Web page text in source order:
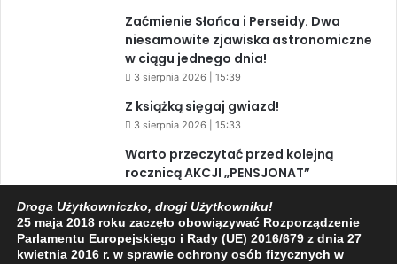
Zaćmienie Słońca i Perseidy. Dwa
niesamowite zjawiska astronomiczne
w ciągu jednego dnia!
3 sierpnia 2026 | 15:39
Z książką sięgaj gwiazd!
3 sierpnia 2026 | 15:33
Warto przeczytać przed kolejną
rocznicą AKCJI „PENSJONAT”
XIV Jasielski Marsz Wolności
31 lipca 2026 | 11:44
Droga Użytkowniczko, drogi Użytkowniku!
25 maja 2018 roku zaczęło obowiązywać Rozporządzenie
Parlamentu Europejskiego i Rady (UE) 2016/679 z dnia 27
kwietnia 2016 r. w sprawie ochrony osób fizycznych w